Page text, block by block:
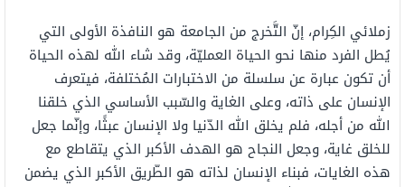
زملائي الكِرام، إنّ التَّخرج من الجامعة هو النافذة الأولى التي
يُطل الفرد منها نحو الحياة العمليّة، وقد شاء الله لهذه الحياة
أن تكون عبارة عن سلسلة من الاختبارات المُختلفة، فيتعرف
الإنسان على ذاته، وعلى الغاية والسّبب الأساسي الذي خلقنا
الله من أجله، فلم يخلق الله الدّنيا ولا الإنسان عبثًا، وإنّما جعل
للخلق غاية، وجعل النجاح هو الهدف الأكبر الذي يتقاطع مع
هذه الغايات، فبناء الإنسان لذاته هو الطّريق الأكبر الذي يضمن